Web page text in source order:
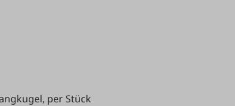
per Stück